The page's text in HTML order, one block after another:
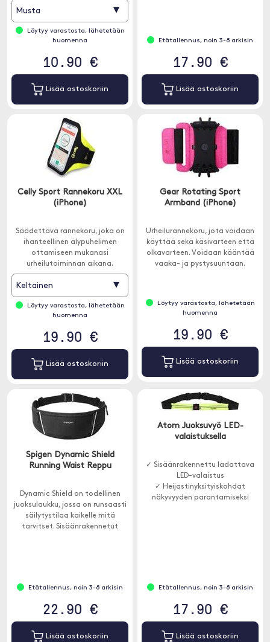
Musta ▾
Löytyy varastosta, lähetetään
huomenna
10.90 €
Lisää ostoskoriin
Etätallennus, noin 3-8 arkisin
17.90 €
Lisää ostoskoriin
Celly Sport Rannekoru XXL
(iPhone)
Säädettävä rannekoru, joka on
ihanteellinen älypuhelimen
ottamiseen mukanasi
urheilutoiminnan aikana.
Keltainen ▾
Löytyy varastosta, lähetetään
huomenna
19.90 €
Lisää ostoskoriin
Gear Rotating Sport
Armband (iPhone)
Urheilurannekoru, jota voidaan
käyttää sekä käsivarteen että
olkavarteen. Voidaan kääntää
vaaka- ja pystysuuntaan.
Löytyy varastosta, lähetetään
huomenna
19.90 €
Lisää ostoskoriin
Spigen Dynamic Shield
Running Waist Reppu
Dynamic Shield on todellinen
juoksulaukku, jossa on runsaasti
säilytystilaa kaikelle mitä
tarvitset. Sisäänrakennetut
Etätallennus, noin 3-8 arkisin
22.90 €
Lisää ostoskoriin
Atom Juoksuvyö LED-
valaistuksella
✓ Sisäänrakennettu ladattava
LED-valaistus
✓ Heijastinyksityiskohdat
näkyvyyden parantamiseksi
Etätallennus, noin 3-8 arkisin
17.90 €
Lisää ostoskoriin